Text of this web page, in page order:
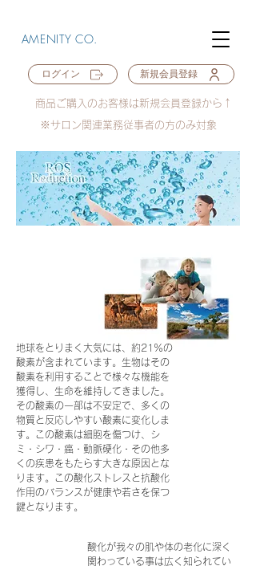
AMENITY CO.
※サロン関連業務従事者の方のみ対象
ログイン 新規会員登録
商品ご購入のお客様は新規会員登録から↑
地球をとりまく大気には、約21%の
酸素が含まれています。生物はその
酸素を利用することで様々な機能を
獲得し、生命を維持してきました。
その酸素の一部は不安定で、多くの
物質と反応しやすい酸素に変化しま
す。この酸素は細胞を傷つけ、シ
ミ・シワ・癌・動脈硬化・その他多
くの疾患をもたらす大きな原因とな
ります。この酸化ストレスと抗酸化
作用のバランスが健康や若さを保つ
鍵となります。
酸化が我々の肌や体の老化に深く
関わっている事は広く知られてい